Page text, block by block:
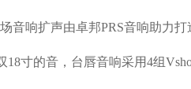
音响扩声由卓邦PRS音响助力打
18寸的音，台唇音响采用4组